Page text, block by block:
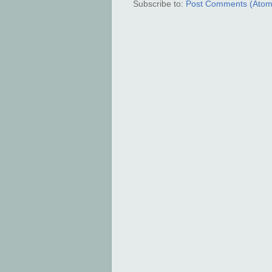
Subscribe to: Post Comments